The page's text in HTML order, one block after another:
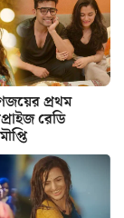
প্রথম
রেডি